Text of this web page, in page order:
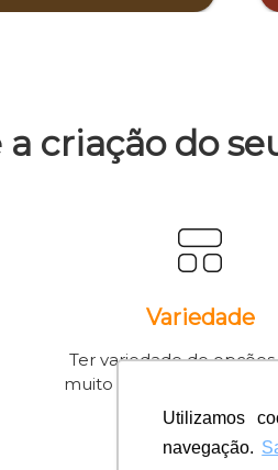
Utilizamos
navegação.
a criação do
Variedade
Ter variedade de
muito a sua escolha pela
arte.